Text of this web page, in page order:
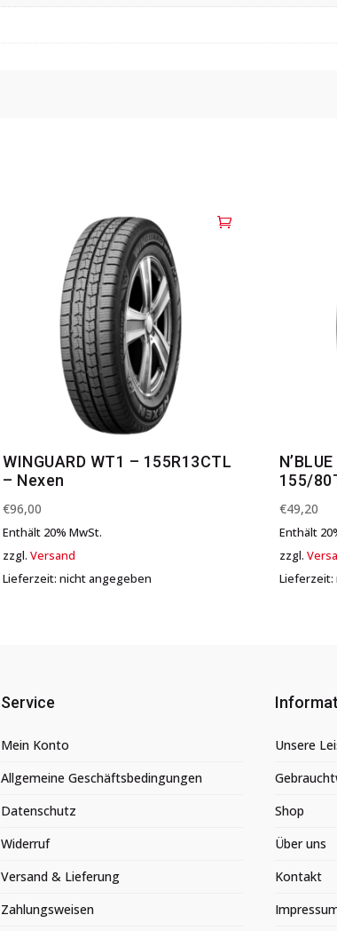
WINGUARD WT1 – 155R13CTL
– Nexen
€96,00
Enthält 20% MwSt.
zzgl.Versand
Lieferzeit: nicht angegeben
155/
€49,20
Enthält
zzgl.
Lieferzeit:
Service
Mein Konto
Allgemeine Geschäftsbedingungen
Datenschutz
Widerruf
Versand & Lieferung
Zahlungsweisen
Unsere
Shop
Über uns
Kontakt